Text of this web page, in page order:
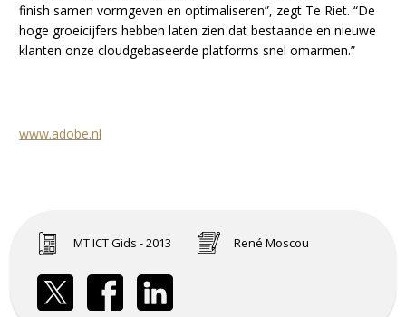
finish samen vormgeven en optimaliseren”, zegt Te Riet. “De
hoge groeicijfers hebben laten zien dat bestaande en nieuwe
klanten onze cloudgebaseerde platforms snel omarmen.”
www.adobe.nl
MT ICT Gids - 2013 René Moscou